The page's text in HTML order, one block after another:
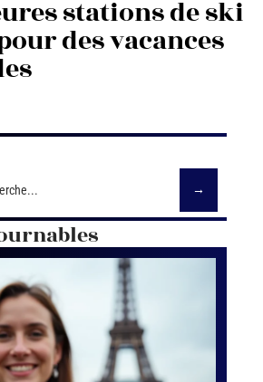
stations de ski
des vacances